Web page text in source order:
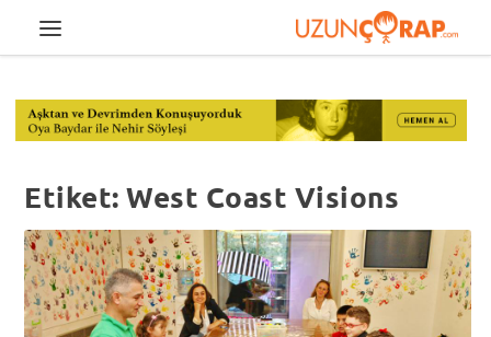
Etiket:West Coast Visions